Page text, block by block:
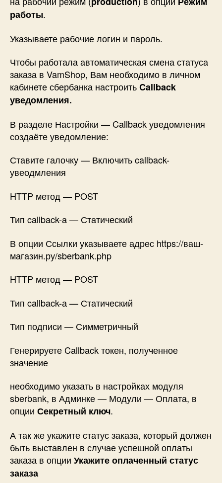
работы.
Указываете рабочие логин и пароль.
Чтобы работала автоматическая смена статуса
заказа в VamShop, Вам необходимо в личном
кабинете сбербанка настроитьCallback
уведомления.
В разделе Настройки — Callback уведомления
создаёте уведомление:
Ставите галочку — Включить callback-
увеодмления
HTTP метод — POST
Тип callback-а — Статический
В опции Ссылки указываете адрес https://ваш-
магазин.ру/sberbank.php
HTTP метод — POST
Тип callback-а — Статический
Тип подписи — Симметричный
Генерируете Callback токен, полученное
значение
необходимо указать в настройках модуля
sberbank, в Админке — Модули — Оплата, в
опции Секретный ключ.
А так же укажите статус заказа, который должен
быть выставлен в случае успешной оплаты
заказа в опции Укажите оплаченный статус
заказа